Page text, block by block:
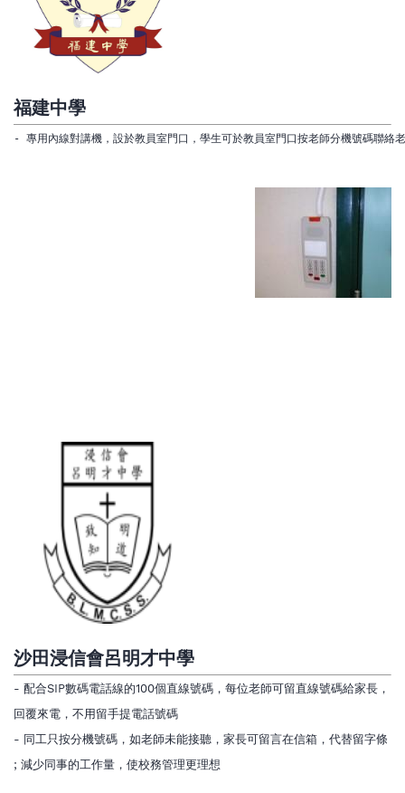
福建中學
- 專用內線對講機，設於教員室門口，學生可於教員室門口按老師分機號碼聯
沙田浸信會呂明才中學
- 配合SIP數碼電話線的100個直線號碼，每位老師可留直線號碼給家長，
回覆來電，不用留手提電話號碼
- 同工只按分機號碼，如老師未能接聽，家長可留言在信箱，代替留字條
; 減少同事的工作量，使校務管理更理想